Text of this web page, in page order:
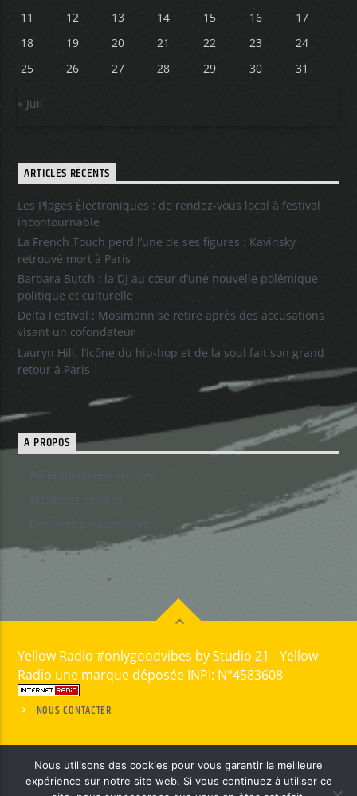
11
12 13 14 15 16
17
18
19 20 21 22 23
24
25
26 27 28 29 30 31
« Juil
ARTICLES RÉCENTS
Les Plages Électroniques : de rendez-vous local à festival
incontournable
La French Touch perd l’une de ses figures : Kavinsky
retrouvé mort à Paris
Barbara Butch : la DJ au cœur d’une nouvelle polémique
politique et culturelle
Delta Festival : Mosimann se retire après des accusations
visant un cofondateur
Lauryn Hill, l’icône du hip-hop et de la soul fait son grand
retour à Paris
A PROPOS
Yellow Radio #onlygoodvibes by Studio 21 - Yellow
Radio une marque déposée INPI: N°4583608
NOUS CONTACTER
Nous utilisons des cookies pour vous garantir la meilleure
expérience sur notre site web. Si vous continuez à utiliser ce